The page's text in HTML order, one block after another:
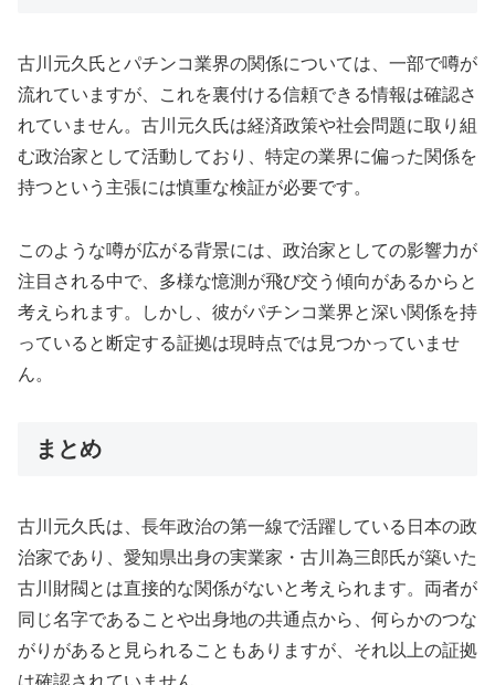
古川元久氏とパチンコ業界の関係については、一部で噂が
流れていますが、これを裏付ける信頼できる情報は確認さ
れていません。古川元久氏は経済政策や社会問題に取り組
む政治家として活動しており、特定の業界に偏った関係を
持つという主張には慎重な検証が必要です。
このような噂が広がる背景には、政治家としての影響力が
注目される中で、多様な憶測が飛び交う傾向があるからと
考えられます。しかし、彼がパチンコ業界と深い関係を持
っていると断定する証拠は現時点では見つかっていませ
ん。
まとめ
古川元久氏は、長年政治の第一線で活躍している日本の政
治家であり、愛知県出身の実業家・古川為三郎氏が築いた
古川財閥とは直接的な関係がないと考えられます。両者が
同じ名字であることや出身地の共通点から、何らかのつな
がりがあると見られることもありますが、それ以上の証拠